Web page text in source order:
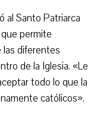
al Santo Patriarca
permite
las diferentes
de la Iglesia. «Le
todo lo que la
católicos».